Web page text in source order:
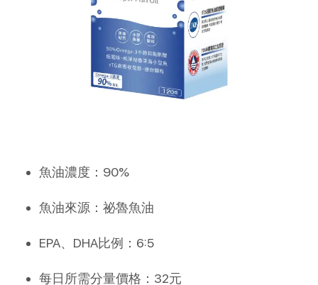
魚油濃度：90%
魚油來源：祕魯魚油
EPA、DHA比例：6:5
每日所需分量價格：32元